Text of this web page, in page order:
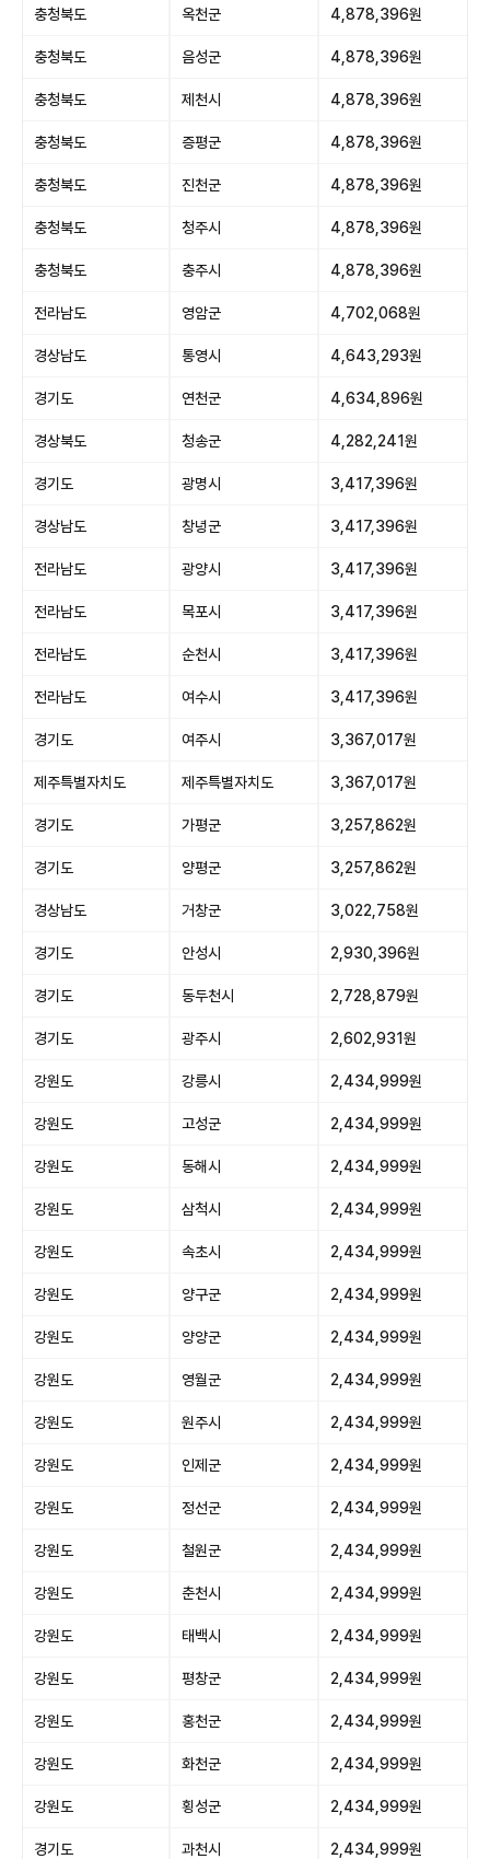
충청북도 옥천군 4,878,396원
충청북도 음성군 4,878,396원
충청북도 제천시 4,878,396원
충청북도 증평군 4,878,396원
충청북도 진천군 4,878,396원
충청북도 청주시 4,878,396원
충청북도 충주시 4,878,396원
전라남도 영암군 4,702,068원
경상남도 통영시 4,643,293원
경기도 연천군 4,634,896원
경상북도 청송군 4,282,241원
경기도 광명시 3,417,396원
경상남도 창녕군 3,417,396원
전라남도 광양시 3,417,396원
전라남도 목포시 3,417,396원
전라남도 순천시 3,417,396원
전라남도 여수시 3,417,396원
경기도 여주시 3,367,017원
제주특별자치도 제주특별자치도 3,367,017원
경기도 가평군 3,257,862원
경기도 양평군 3,257,862원
경상남도 거창군 3,022,758원
경기도 안성시 2,930,396원
경기도 동두천시 2,728,879원
경기도 광주시 2,602,931원
강원도 강릉시 2,434,999원
강원도 고성군 2,434,999원
강원도 동해시 2,434,999원
강원도 삼척시 2,434,999원
강원도 속초시 2,434,999원
강원도 양구군 2,434,999원
강원도 양양군 2,434,999원
강원도 영월군 2,434,999원
강원도 원주시 2,434,999원
강원도 인제군 2,434,999원
강원도 정선군 2,434,999원
강원도 철원군 2,434,999원
강원도 춘천시 2,434,999원
강원도 태백시 2,434,999원
강원도 평창군 2,434,999원
강원도 홍천군 2,434,999원
강원도 화천군 2,434,999원
강원도 횡성군 2,434,999원
경기도 과천시 2,434,999원